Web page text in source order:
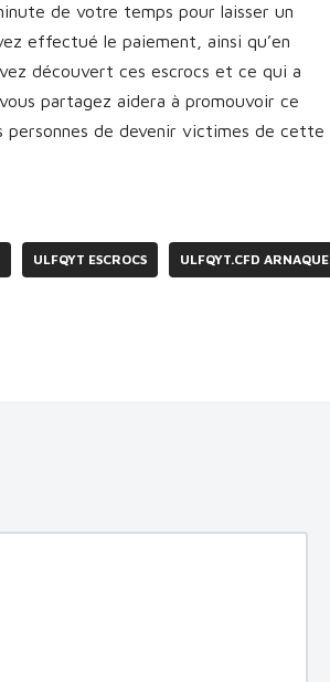
de votre temps pour laisser un
effectué le paiement, ainsi qu’en
découvert ces escrocs et ce qui a
partagez aidera à promouvoir ce
personnes de devenir victimes de cette
ULFQYT ESCROCS ULFQYT.CFD ARNAQUE